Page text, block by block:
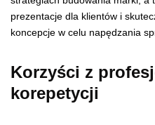
prezentacje dla klientów i
koncepcje w celu napędzania
Korzyści z
korepetycji